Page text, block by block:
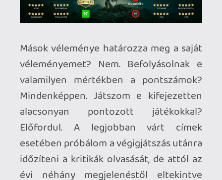
"gameplay számottevően nem változott"
Milyen mértékű változásra gondosz?
Tudsz műfajon belül egy példát mondani,
egy IP két soron következő epizódjában?
Ra1D3n 2022.11.22 16:50:59
Sztem túl sokat pörögsz a teszt szón,
pedig ez csak egy magyar hülyeség.
Review, így is kell tekinteni, és ez minden
médiumra ráhúzható.
Én egyébként alapjában véve pontozás
párti vagyok, de nem érdekelnek az
egyedig pontozások. Metacriticet nézek,
és ott sem a sajtó átlagát, hanem a user